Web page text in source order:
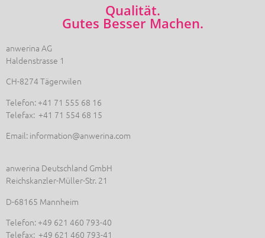
Qualität.
Gutes Besser Machen.
anwerina AG
Haldenstrasse 1
CH-8274 Tägerwilen
Telefon: +41 71 555 68 16
Telefax: +41 71 554 68 15
Email: information@anwerina.com
anwerina Deutschland GmbH
Reichskanzler-Müller-Str. 21
D-68165 Mannheim
Telefon: +49 621 460 793-40
Telefax: +49 621 460 793-41